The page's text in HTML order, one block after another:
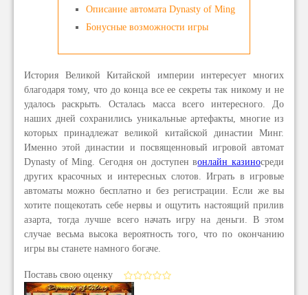
Описание автомата Dynasty of Ming
Бонусные возможности игры
История Великой Китайской империи интересует многих
благодаря тому, что до конца все ее секреты так никому и не
удалось раскрыть. Осталась масса всего интересного. До
наших дней сохранились уникальные артефакты, многие из
которых принадлежат великой китайской династии Минг.
Именно этой династии и посвященновый игровой автомат
Dynasty of Ming. Сегодня он доступен вонлайн казиносреди
других красочных и интересных слотов. Играть в игровые
автоматы можно бесплатно и без регистрации. Если же вы
хотите пощекотать себе нервы и ощутить настоящий прилив
азарта, тогда лучше всего начать игру на деньги. В этом
случае весьма высока вероятность того, что по окончанию
игры вы станете намного богаче.
Поставь свою оценку